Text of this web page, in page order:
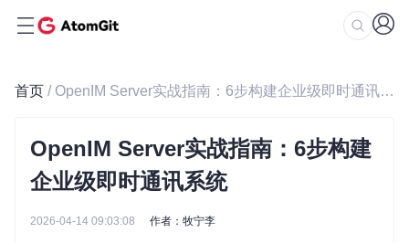
首页 / OpenIM Server实战指南：6步构建企业级即时通讯系统
OpenIM Server实战指南：6步构建
企业级即时通讯系统
2026-04-14 09:03:08 作者：牧宁李